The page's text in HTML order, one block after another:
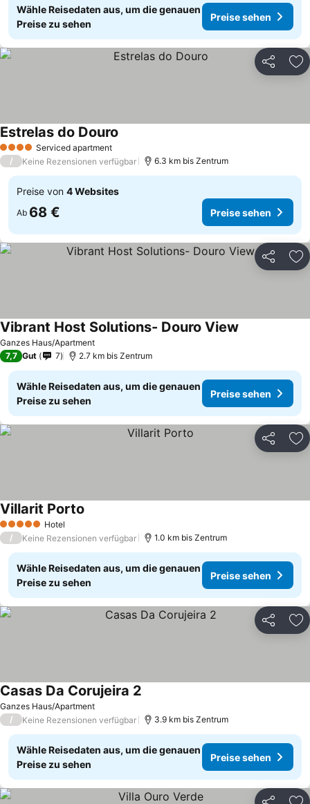
Wähle Reisedaten aus, um die genauen
Preise zu sehen
Preise sehen
Teilen
4 Sterne Serviced apartment
Estrelas do Douro
/ Keine Rezensionen verfügbar 6.3 km bis Zentrum
Preise von 4 Websites
Ab 68 € Preise sehen
Teilen
Ganzes Haus/Apartment
Vibrant Host Solutions- Douro View
7,7 Gut 7 2.7 km bis Zentrum
Wähle Reisedaten aus, um die genauen
Preise zu sehen
Preise sehen
Teilen
5 Sterne Hotel
Villarit Porto
/ Keine Rezensionen verfügbar 1.0 km bis Zentrum
Wähle Reisedaten aus, um die genauen
Preise zu sehen
Preise sehen
Teilen
Ganzes Haus/Apartment
Casas Da Corujeira 2
/ Keine Rezensionen verfügbar 3.9 km bis Zentrum
Wähle Reisedaten aus, um die genauen
Preise zu sehen
Preise sehen